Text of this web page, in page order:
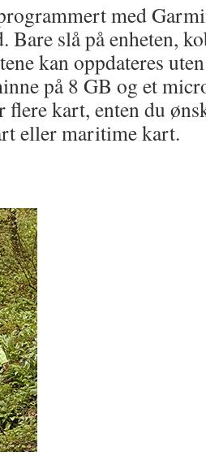
med
Bare slå på enheten,
kan oppdateres
på 8 GB og et
flere kart, enten du
eller maritime kart.